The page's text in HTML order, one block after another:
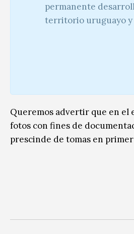
permanente
territorio uruguayo y
Queremos advertir que en el
fotos con fines de
prescinde de tomas en